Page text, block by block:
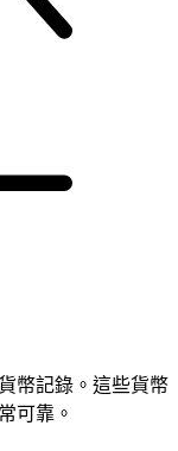
幣記錄。這些貨幣
可靠。